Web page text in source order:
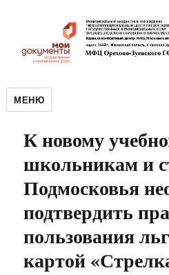
МЕНЮ
К новому
школьникам и
Подмосковья
подтвердить
пользования
картой